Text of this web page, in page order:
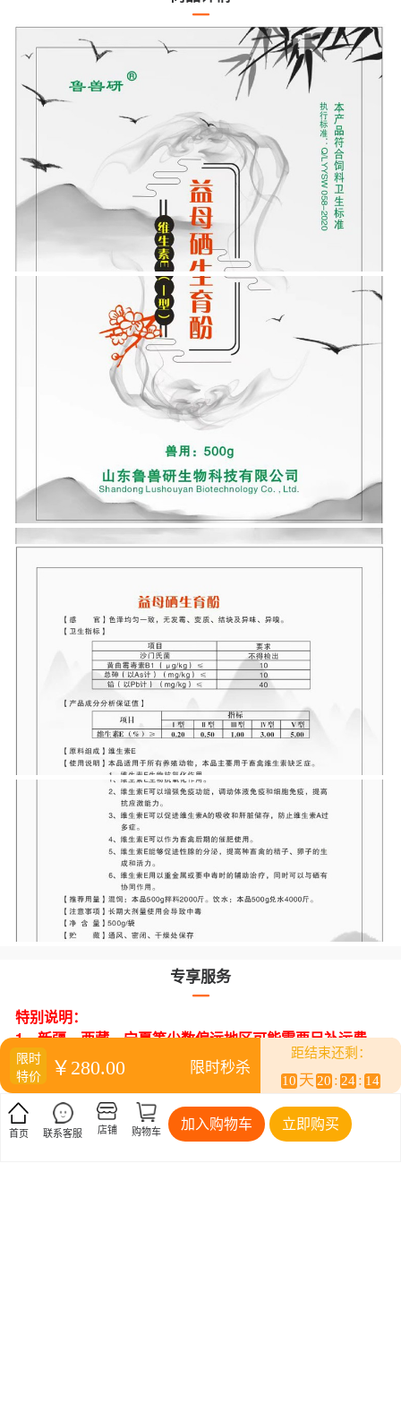
专享服务
特别说明：
1、新疆、西藏、宁夏等少数偏远地区可能需要另补运费，
下单前请联系客服咨询：400-060-1221
2、请您在收取货物时，务必开箱查验，与订单核验是否存
在破损、缺件或者收到商品不符等情况，如有问题请及时
联系商城客服（签收后超过48小时将无法进行订单索
赔），并拍照、录制视频留证，以便我们为您快速处理。
限时
特价
￥280.00 限时秒杀
距结束还剩：
10 天 20 : 24 : 13
首页 联系客服 店铺 购物车 加入购物车 立即购买